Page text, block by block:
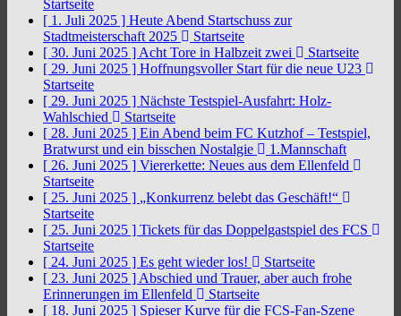
Startseite
[ 1. Juli 2025 ] Heute Abend Startschuss zur
Stadtmeisterschaft 2025
Startseite
[ 30. Juni 2025 ] Acht Tore in Halbzeit zwei
Startseite
[ 29. Juni 2025 ] Hoffnungsvoller Start für die neue U23
Startseite
[ 29. Juni 2025 ] Nächste Testspiel-Ausfahrt: Holz-
Wahlschied
Startseite
[ 28. Juni 2025 ] Ein Abend beim FC Kutzhof – Testspiel,
Bratwurst und ein bisschen Nostalgie
1.Mannschaft
[ 26. Juni 2025 ] Viererkette: Neues aus dem Ellenfeld
Startseite
[ 25. Juni 2025 ] „Konkurrenz belebt das Geschäft!“
Startseite
[ 25. Juni 2025 ] Tickets für das Doppelgastspiel des FCS
Startseite
[ 24. Juni 2025 ] Es geht wieder los!
Startseite
[ 23. Juni 2025 ] Abschied und Trauer, aber auch frohe
Erinnerungen im Ellenfeld
Startseite
[ 18. Juni 2025 ] Spieser Kurve für die FCS-Fan-Szene